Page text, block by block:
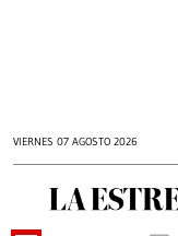
VIERNES 07 AGOSTO 2026